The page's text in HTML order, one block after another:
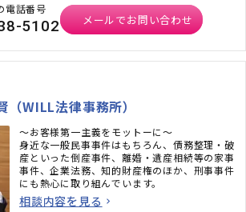
電話番号
5102 メールでお問い合わせ
WILL法律事務所）
～お客様第一主義をモットーに～
身近な一般民事事件はもちろん、債務整理・破
産といった倒産事件、離婚・遺産相続等の家事
事件、企業法務、知的財産権のほか、刑事事件
にも熱心に取り組んでいます。
相談内容を見る